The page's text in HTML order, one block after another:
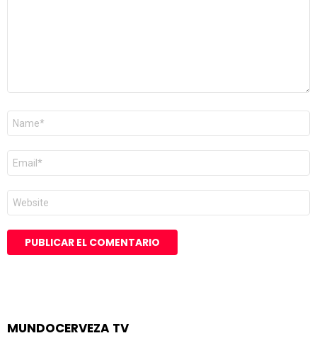
Nombre
Correo
electrónico
*
Web
MUNDOCERVEZA TV